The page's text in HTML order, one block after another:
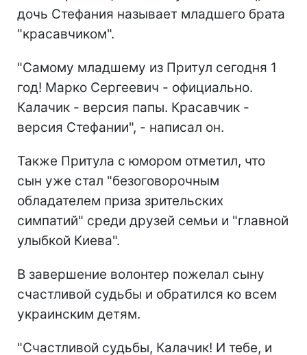
дочь Стефания называет младшего брата
"красавчиком".
"Самому младшему из Притул сегодня 1
год! Марко Сергеевич - официально.
Калачик - версия папы. Красавчик -
версия Стефании", - написал он.
Также Притула с юмором отметил, что
сын уже стал "безоговорочным
обладателем приза зрительских
симпатий" среди друзей семьи и "главной
улыбкой Киева".
В завершение волонтер пожелал сыну
счастливой судьбы и обратился ко всем
украинским детям.
"Счастливой судьбы, Калачик! И тебе, и